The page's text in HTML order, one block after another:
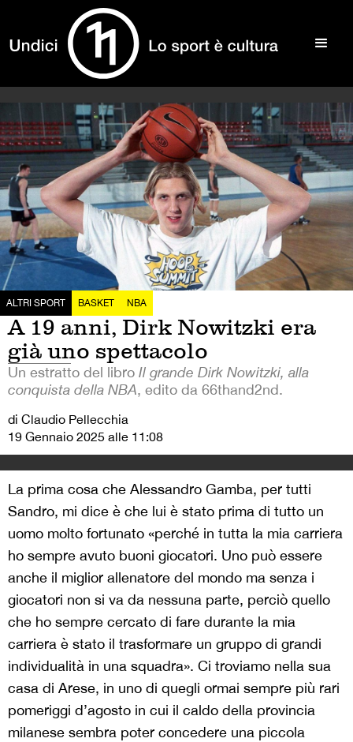
ALTRI SPORT BASKET NBA
A 19 anni, Dirk Nowitzki era
già uno spettacolo
Un estratto del libro Il grande Dirk Nowitzki, alla
conquista della NBA, edito da 66thand2nd.
di Claudio Pellecchia
19 Gennaio 2025 alle 11:08
La prima cosa che Alessandro Gamba, per tutti
Sandro, mi dice è che lui è stato prima di tutto un
uomo molto fortunato «perché in tutta la mia carriera
ho sempre avuto buoni giocatori. Uno può essere
anche il miglior allenatore del mondo ma senza i
giocatori non si va da nessuna parte, perciò quello
che ho sempre cercato di fare durante la mia
carriera è stato il trasformare un gruppo di grandi
individualità in una squadra». Ci troviamo nella sua
casa di Arese, in uno di quegli ormai sempre più rari
pomeriggi d’agosto in cui il caldo della provincia
milanese sembra poter concedere una piccola